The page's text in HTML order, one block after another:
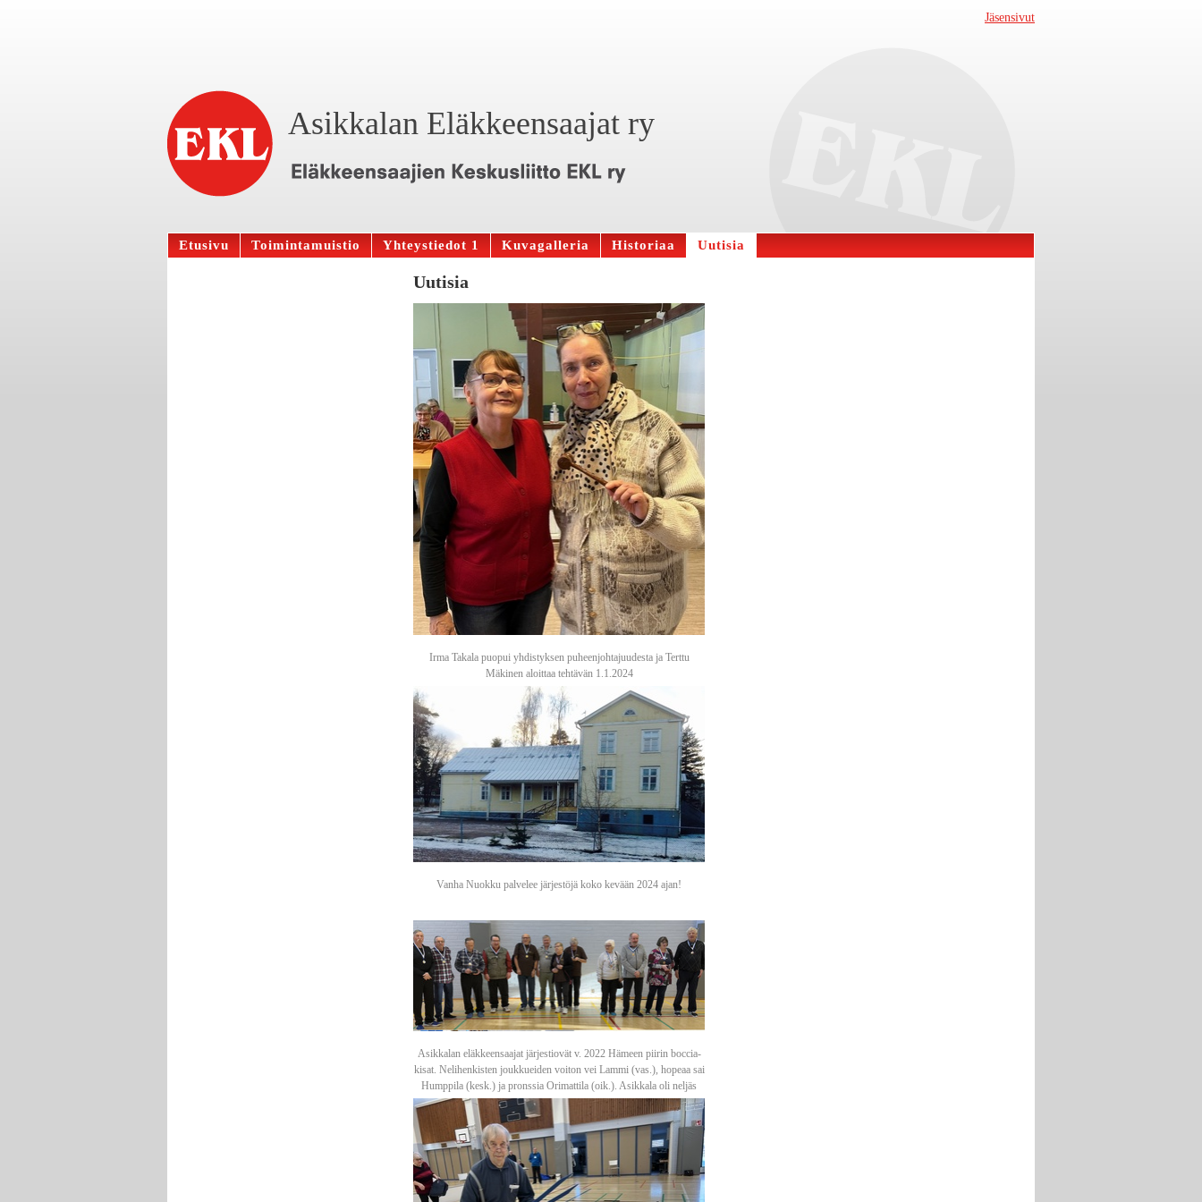
Jäsensivut
Asikkalan Eläkkeensaajat ry
Etusivu Toimintamuistio Yhteystiedot 1 Kuvagalleria Historiaa Uutisia
Uutisia
Irma Takala puopui yhdistyksen puheenjohtajuudesta ja Terttu
Mäkinen aloittaa tehtävän 1.1.2024
Vanha Nuokku palvelee järjestöjä koko kevään 2024 ajan!
Asikkalan eläkkeensaajat järjestiovät v. 2022 Hämeen piirin boccia-
kisat. Nelihenkisten joukkueiden voiton vei Lammi (vas.), hopeaa sai
Humppila (kesk.) ja pronssia Orimattila (oik.). Asikkala oli neljäs